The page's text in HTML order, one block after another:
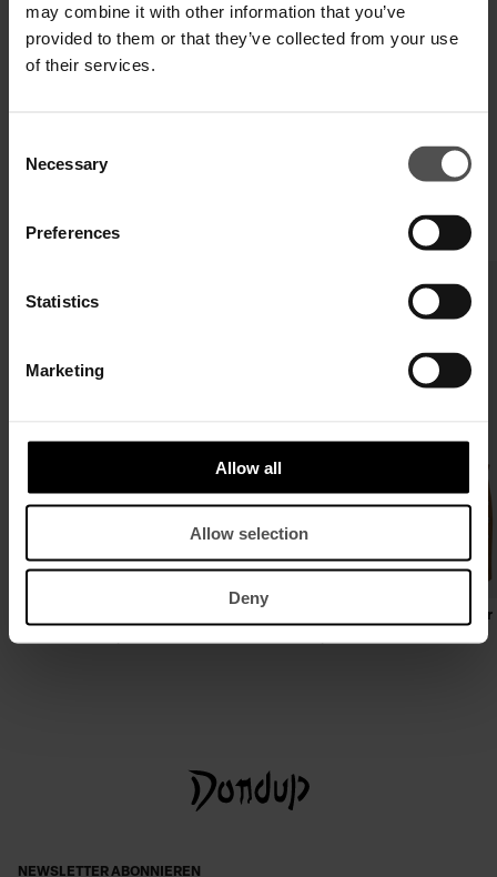
may combine it with other information that you’ve
provided to them or that they’ve collected from your use
of their services.
Selection
Necessary
Preferences
Statistics
Marketing
Allow all
Allow selection
Deny
DIGITALER PRODUKTPASS
VERVOLLSTÄNDIGEN SIE IHREN LOOK
Kleine Hobo Bag aus Spaltleder
NEWSLETTER ABONNIEREN